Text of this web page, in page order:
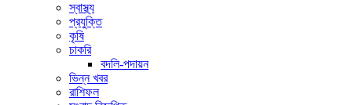
স্বাস্থ্য
প্রযুক্তি
কৃষি
চাকরি
বদলি-পদায়ন
ভিন্ন খবর
রাশিফল